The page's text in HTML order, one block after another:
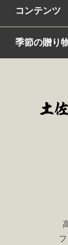
コンテンツ
季節の贈り